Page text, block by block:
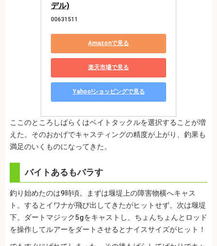
デル)
00631511
Amazonで見る
楽天市場で見る
Yahoo!ショッピングで見る
ここのところしばらくはベイトタックルを選択することが増
えた。そのおかげでキャスティングの精度が上がり、釣果も
満足のいくものになってきた。
バイトあるもバラす
釣り始めたのは9時頃。まずは堰堤上の障害物横へキャス
ト。するとイワナが飛び出してきたがヒットせず。次は堰堤
下。ダートマジック5gをキャストし、ちょんちょんとロッド
を操作してルアーをダートさせるとナイスサイズがヒット！